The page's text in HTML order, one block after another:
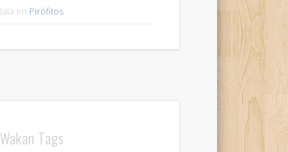
lala en Pirófitos
Wakan Tags